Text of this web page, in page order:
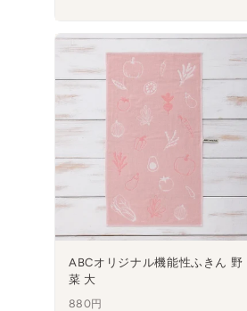
ABCオリジナル機能性ふきん 野
菜 大
880円